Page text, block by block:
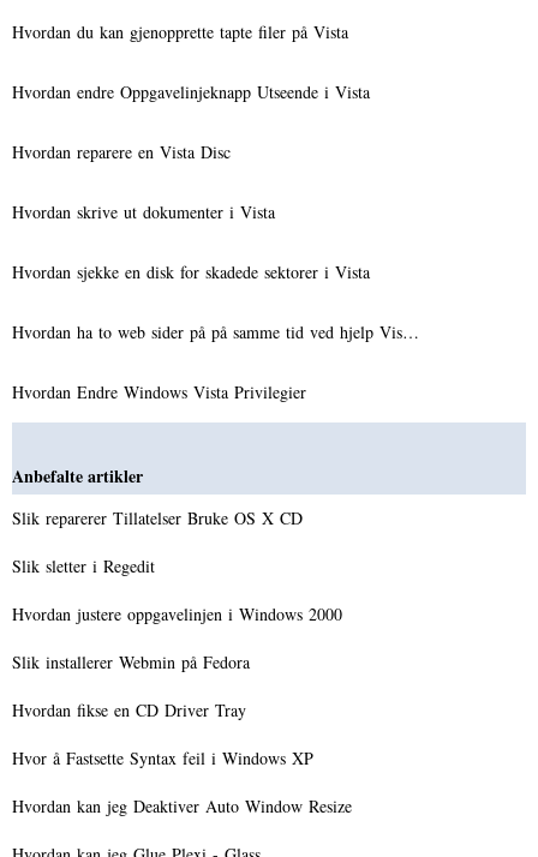
Hvordan du kan gjenopprette tapte filer på Vista
Hvordan endre Oppgavelinjeknapp Utseende i Vista
Hvordan reparere en Vista Disc
Hvordan skrive ut dokumenter i Vista
Hvordan sjekke en disk for skadede sektorer i Vista
Hvordan ha to web sider på på samme tid ved hjelp Vis…
Hvordan Endre Windows Vista Privilegier
Anbefalte artikler
Slik reparerer Tillatelser Bruke OS X CD
Slik sletter i Regedit
Hvordan justere oppgavelinjen i Windows 2000
Slik installerer Webmin på Fedora
Hvordan fikse en CD Driver Tray
Hvor å Fastsette Syntax feil i Windows XP
Hvordan kan jeg Deaktiver Auto Window Resize